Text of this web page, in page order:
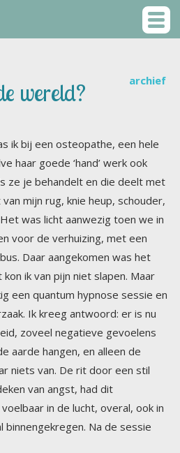
archief
wereld?
ik bij een osteopathe, een hele
haar goede ‘hand’ werk ook
ze je behandelt en die deelt met
mijn rug, knie heup, schouder,
was licht aanwezig toen we in
voor de verhuizing, met een
Daar aangekomen was het
ik van pijn niet slapen. Maar
een quantum hypnose sessie en
Ik kreeg antwoord: er is nu
zoveel negatieve gevoelens
aarde hangen, en alleen de
niets van. De rit door een stil
deken van angst, had dit
in de lucht, overal, ook in
binnengekregen. Na de sessie